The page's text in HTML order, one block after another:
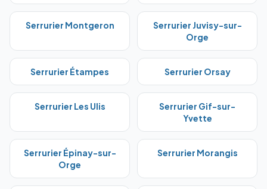
Serrurier Montgeron Serrurier Juvisy-sur-
Orge
Serrurier Étampes Serrurier Orsay
Serrurier Les Ulis Serrurier Gif-sur-
Yvette
Serrurier Épinay-sur-
Orge
Serrurier Morangis